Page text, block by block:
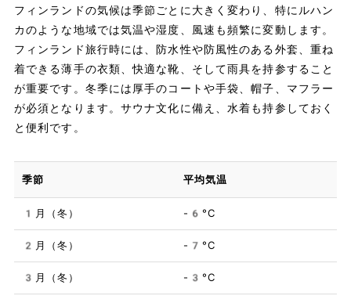
フィンランドの気候は季節ごとに大きく変わり、特にルハン
カのような地域では気温や湿度、風速も頻繁に変動します。
フィンランド旅行時には、防水性や防風性のある外套、重ね
着できる薄手の衣類、快適な靴、そして雨具を持参すること
が重要です。冬季には厚手のコートや手袋、帽子、マフラー
が必須となります。サウナ文化に備え、水着も持参しておく
と便利です。
季節 平均気温
1月（冬） -6°C
2月（冬） -7°C
3月（冬） -3°C